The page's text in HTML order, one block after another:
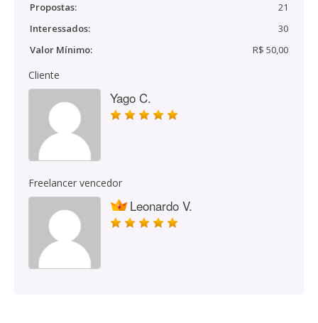
Propostas:
21
Interessados:
30
Valor Mínimo:
R$ 50,00
Cliente
Yago C.
Freelancer vencedor
Leonardo V.